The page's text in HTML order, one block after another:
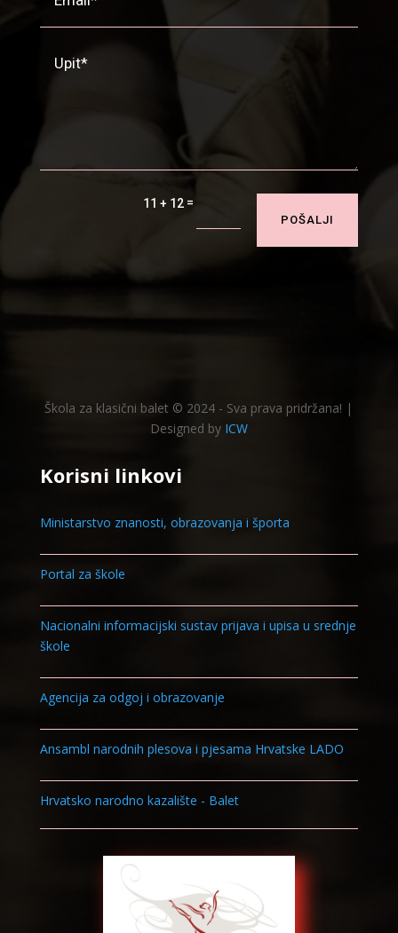
11 + 12 =
POŠALJI
Škola za klasični balet © 2024 - Sva prava pridržana! |
Designed by ICW
Korisni linkovi
Ministarstvo znanosti, obrazovanja i športa
Portal za škole
Nacionalni informacijski sustav prijava i upisa u srednje
škole
Agencija za odgoj i obrazovanje
Ansambl narodnih plesova i pjesama Hrvatske LADO
Hrvatsko narodno kazalište - Balet